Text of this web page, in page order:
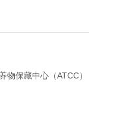
保藏中心（ATCC）